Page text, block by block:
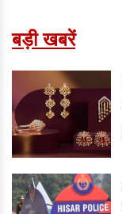
बड़ी खबरें